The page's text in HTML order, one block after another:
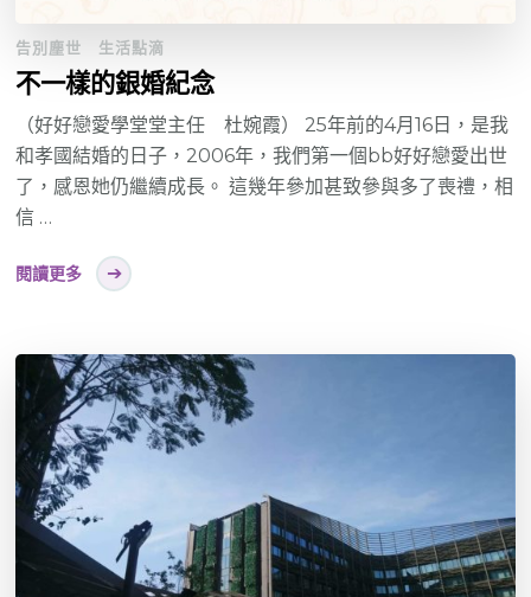
告別塵世 生活點滴
不一樣的銀婚紀念
（好好戀愛學堂堂主任 杜婉霞） 25年前的4月16日，是我
和孝國結婚的日子，2006年，我們第一個bb好好戀愛出世
了，感恩她仍繼續成長。 這幾年參加甚致參與多了喪禮，相
信 …
閱讀更多